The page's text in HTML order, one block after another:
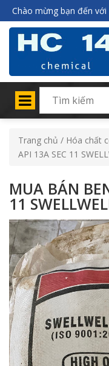
Chào mừng bạn đến với
Trang chủ / Hóa chất
API 13A SEC 11
MUA BÁN
11